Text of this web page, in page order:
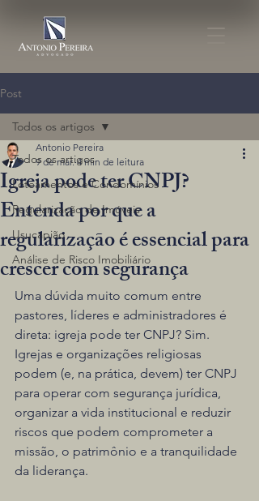
Post
Todos os artigos
Loteamentos e Condomínios
Regularização de Imóveis
Usucapião
Análise de Risco Imobiliário
Todos os artigos
Igreja pode ter CNPJ?
Entenda por que a
regularização é essencial para
crescer com segurança
Antonio Pereira
9 de mar. 4 min de leitura
Uma dúvida muito comum entre
pastores, líderes e administradores é
direta: igreja pode ter CNPJ? Sim.
Igrejas e organizações religiosas
podem (e, na prática, devem) ter CNPJ
para operar com segurança jurídica,
organizar a vida institucional e reduzir
riscos que podem comprometer a
missão, o patrimônio e a tranquilidade
da liderança.